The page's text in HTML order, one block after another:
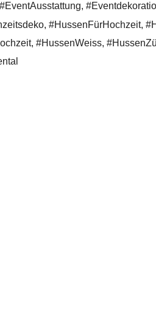
#EventAusstattung,
, #HussenFürHochzeit,
, #HussenWeiss,